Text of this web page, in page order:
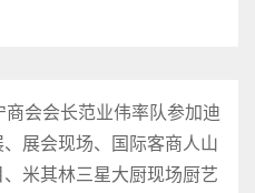
会会长范业伟率队参加迪
展会现场、国际客商人山
米其林三星大厨现场厨艺